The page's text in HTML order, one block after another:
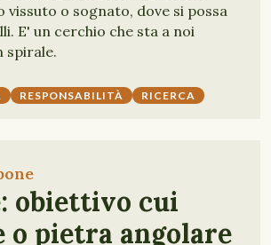
vissuto o sognato, dove si possa
E' un cerchio che sta a noi
spirale.
RESPONSABILITÀ RICERCA
obiettivo cui
o pietra angolare